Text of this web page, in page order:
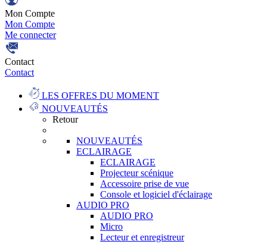
Mon Compte
Mon Compte
Me connecter
Contact
Contact
LES OFFRES DU MOMENT
NOUVEAUTÉS
Retour
NOUVEAUTÉS
ECLAIRAGE
ECLAIRAGE
Projecteur scénique
Accessoire prise de vue
Console et logiciel d'éclairage
AUDIO PRO
AUDIO PRO
Micro
Lecteur et enregistreur